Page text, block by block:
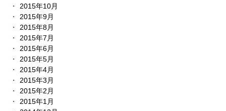
2015年10月
2015年9月
2015年8月
2015年7月
2015年6月
2015年5月
2015年4月
2015年3月
2015年2月
2015年1月